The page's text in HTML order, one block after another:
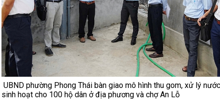
UBND phường Phong Thái bàn giao mô hình thu gom, xử lý
sinh hoạt cho 100 hộ dân ở địa phương và chợ An Lỗ